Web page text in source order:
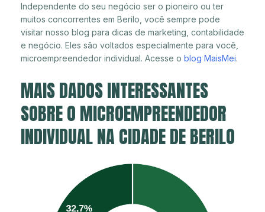
Independente do seu negócio ser o pioneiro ou ter
muitos concorrentes em Berilo, você sempre pode
visitar nosso blog para dicas de marketing, contabilidade
e negócio. Eles são voltados especialmente para você,
microempreendedor individual. Acesse o blog MaisMei.
MAIS DADOS INTERESSANTES
SOBRE O MICROEMPREENDEDOR
INDIVIDUAL NA CIDADE DE BERILO